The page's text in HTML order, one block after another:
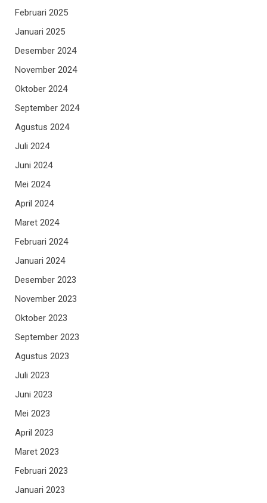
Februari 2025
Januari 2025
Desember 2024
November 2024
Oktober 2024
September 2024
Agustus 2024
Juli 2024
Juni 2024
Mei 2024
April 2024
Maret 2024
Februari 2024
Januari 2024
Desember 2023
November 2023
Oktober 2023
September 2023
Agustus 2023
Juli 2023
Juni 2023
Mei 2023
April 2023
Maret 2023
Februari 2023
Januari 2023